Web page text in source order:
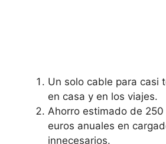
Un solo cable para casi
en casa y en los viajes.
Ahorro estimado de
euros anuales en
innecesarios.